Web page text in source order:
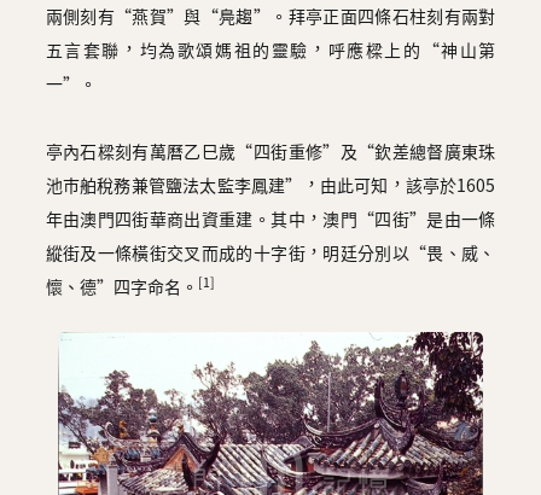
兩側刻有“燕賀”與“鳧趨”。拜亭正面四條石柱刻有兩對
五言套聯，均為歌頌媽祖的靈驗，呼應樑上的“神山第
一”。
亭內石樑刻有萬曆乙巳歲“四街重修”及“欽差總督廣東珠
池巿舶稅務兼管鹽法太監李鳳建”，由此可知，該亭於1605
年由澳門四街華商出資重建。其中，澳門“四街”是由一條
縱街及一條橫街交叉而成的十字街，明廷分別以“畏、威、
懷、德”四字命名。
[1]